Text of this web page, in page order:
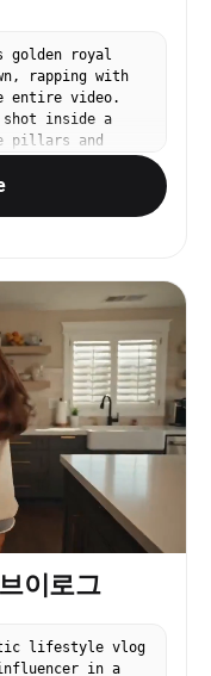
together, smiles
out.
sorry. I'm so
pig. I
We'll do
as soon
이고 조명이 그에
움에서 분노의 폭
. 마르코는 진심 어
빠른 말투. 모든 영
은 또렷하고 자연스
: 사실적 실사 영화
로 중근경/반신/얼
한 흔들림, 사죄 구간
없음.
golden royal
rapping with
entire video.
shot inside a
pillars and
straight into
2: 360 degree
golden
a futuristic
golden
SCENE 4:
dramatic zoom in
massive royal
guards
eye view
sitting on a
women in
standing
fans, he
West Coast
g-funk
melody, royal
beat, fast
crown
이로그
lifestyle vlog
in a